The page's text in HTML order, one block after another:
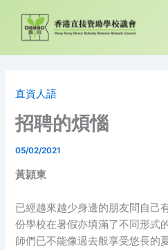
content
直資人語
招聘的煩惱
05/02/2021
黃頴東
已經越來越少身邊的朋友問自己
份學校在暑假亦填滿了不同形式
師們已不能像過去般享受悠長的